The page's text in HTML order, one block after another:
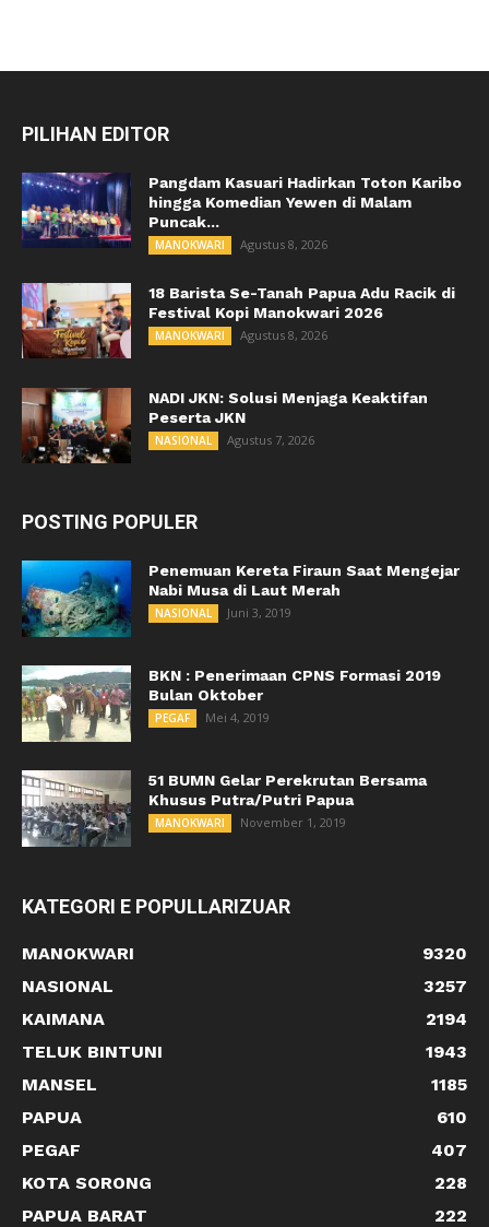
PILIHAN EDITOR
Pangdam Kasuari Hadirkan Toton Karibo
hingga Komedian Yewen di Malam
Puncak...
MANOKWARI Agustus 8, 2026
18 Barista Se-Tanah Papua Adu Racik di
Festival Kopi Manokwari 2026
MANOKWARI Agustus 8, 2026
NADI JKN: Solusi Menjaga Keaktifan
Peserta JKN
NASIONAL Agustus 7, 2026
POSTING POPULER
Penemuan Kereta Firaun Saat Mengejar
Nabi Musa di Laut Merah
NASIONAL Juni 3, 2019
BKN : Penerimaan CPNS Formasi 2019
Bulan Oktober
PEGAF Mei 4, 2019
51 BUMN Gelar Perekrutan Bersama
Khusus Putra/Putri Papua
MANOKWARI November 1, 2019
KATEGORI E POPULLARIZUAR
MANOKWARI
9320
NASIONAL
3257
KAIMANA
2194
TELUK BINTUNI
1943
MANSEL
1185
PAPUA
610
PEGAF
407
KOTA SORONG
228
PAPUA BARAT
222